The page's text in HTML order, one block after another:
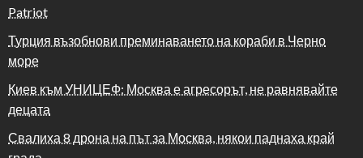
Patriot
Турция възобнови преминаването на кораби в Черно
море
Киев към УНИЦЕФ: Москва е агресорът, не равнявайте
децата
Свалиха 8 дрона на път за Москва, някои паднаха край